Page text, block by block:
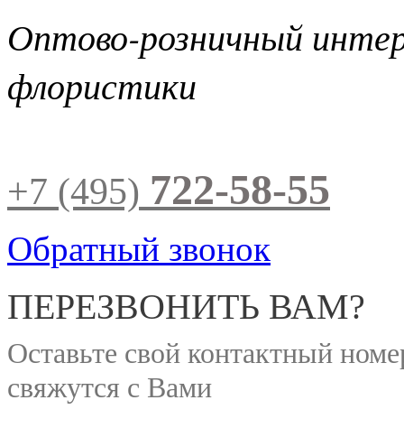
Оптово-розничный
флористики
+7 (495) 722-58-55
Обратный звонок
ПЕРЕЗВОНИТЬ ВАМ?
Оставьте свой контактный
свяжутся с Вами